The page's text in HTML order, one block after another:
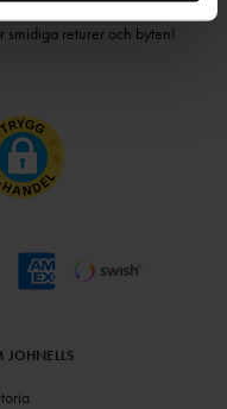
smidiga returer och byten!
JOHNELLS